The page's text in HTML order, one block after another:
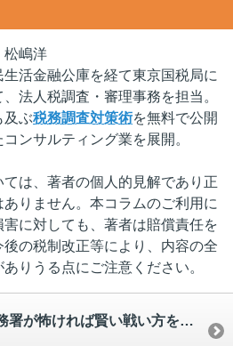
嶋洋
活金融公庫を経て東京国税局に
法人税調査・審理事務を担当。
及ぶ税務調査対策術を無料で公開
ンサルティング業を展開。
は、著者の個人的見解であり正
りません。本コラムのご利用に
に対しても、著者は賠償責任を
の税制改正等により、内容の全
りうる点にご注意ください。
それでも税務署が怖ければ賢い戦い方を学びなさい